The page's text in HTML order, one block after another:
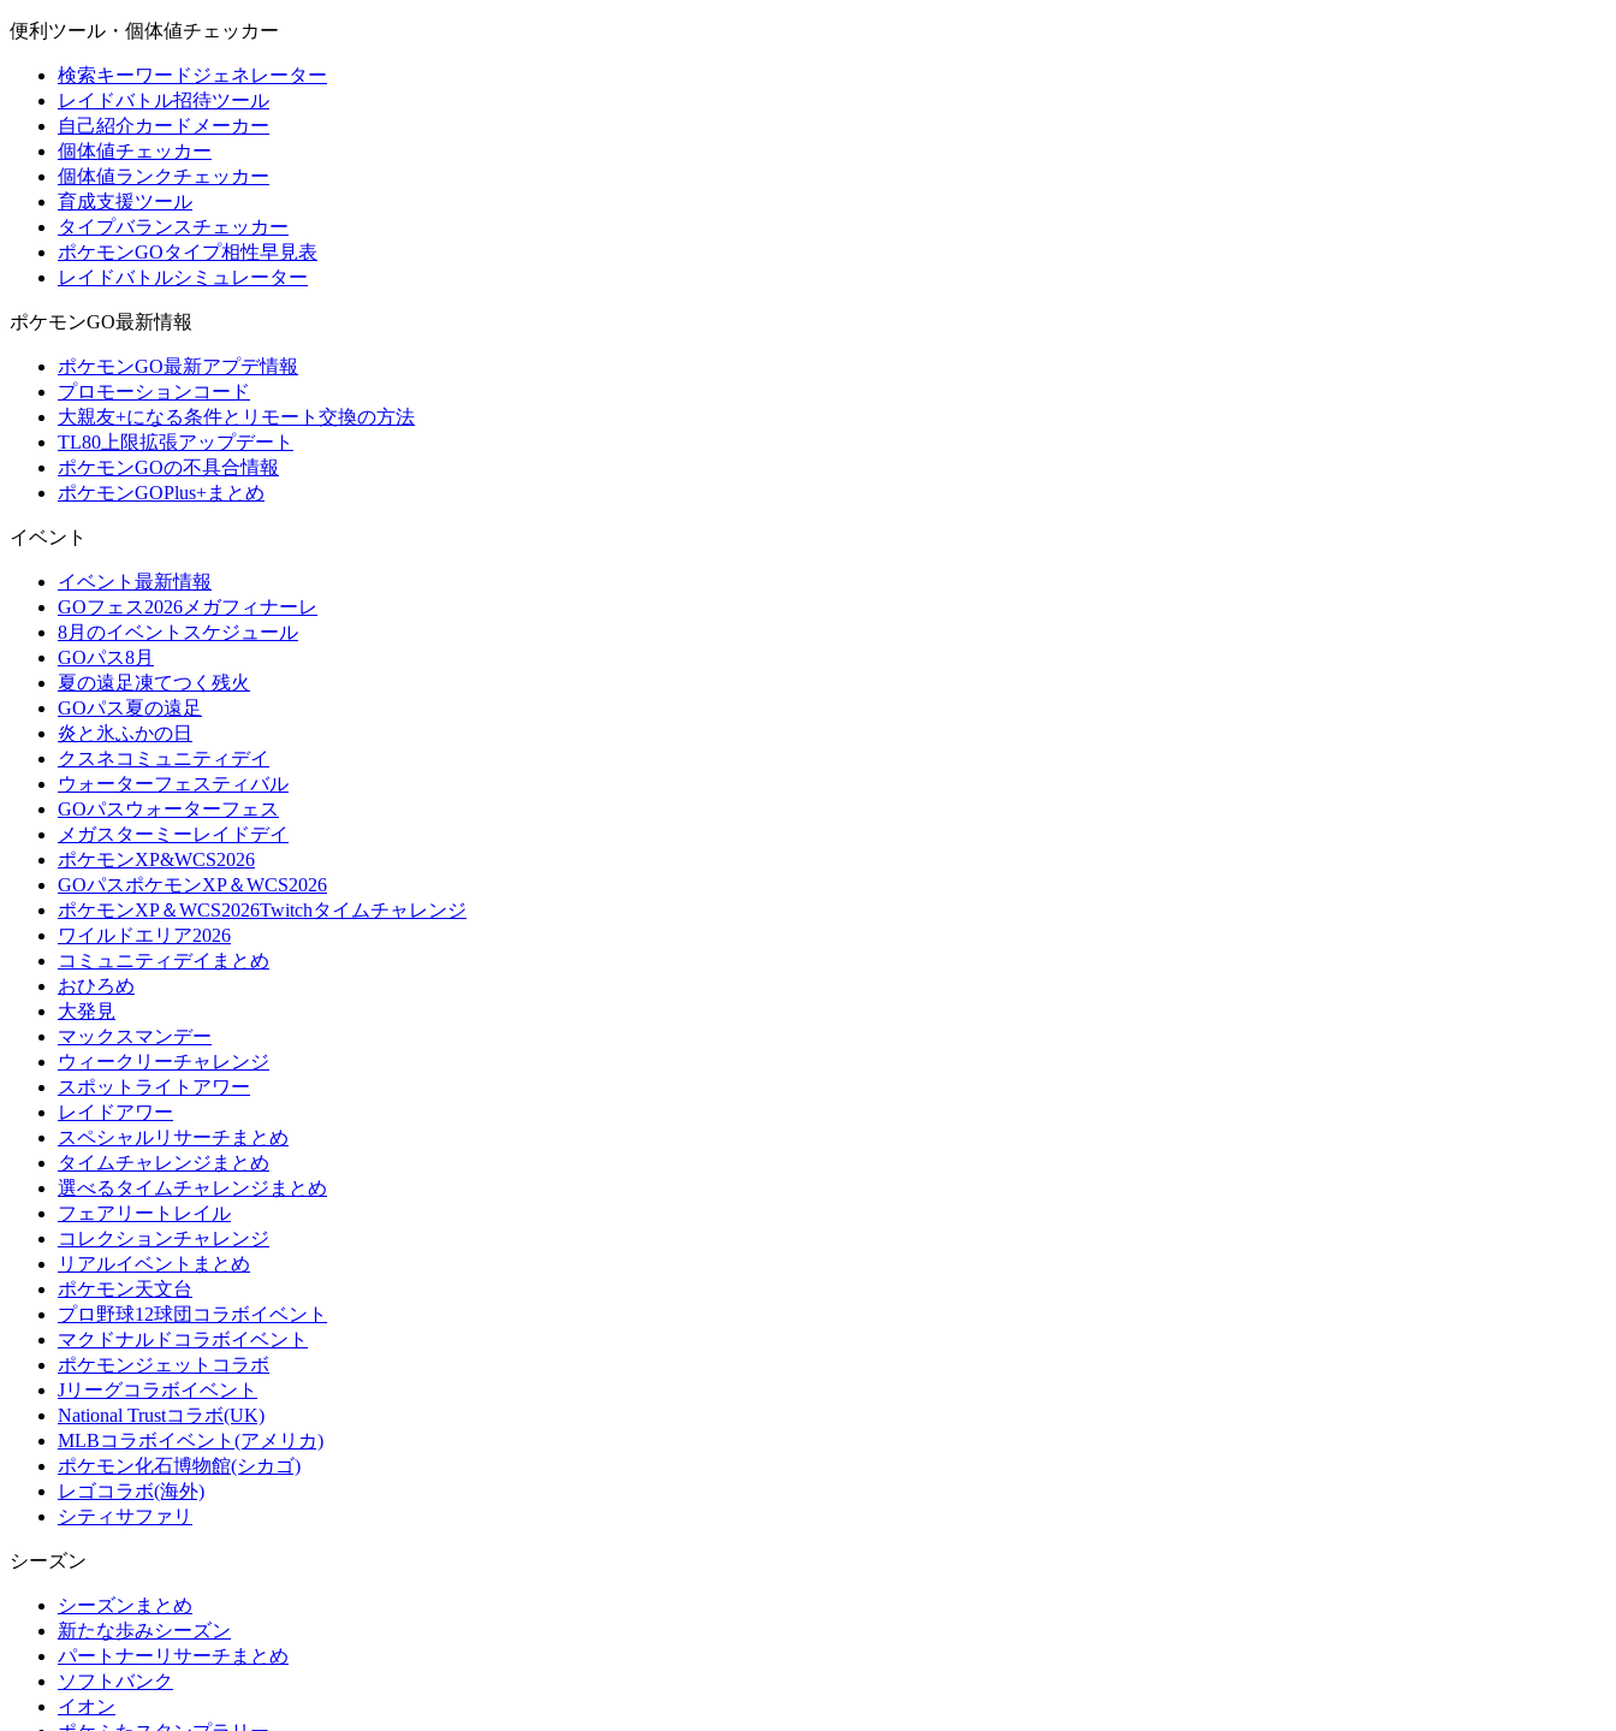
便利ツール・個体値チェッカー
検索キーワードジェネレーター
レイドバトル招待ツール
自己紹介カードメーカー
個体値チェッカー
個体値ランクチェッカー
育成支援ツール
タイプバランスチェッカー
ポケモンGOタイプ相性早見表
レイドバトルシミュレーター
ポケモンGO最新情報
ポケモンGO最新アプデ情報
プロモーションコード
大親友+になる条件とリモート交換の方法
TL80上限拡張アップデート
ポケモンGOの不具合情報
ポケモンGOPlus+まとめ
イベント
イベント最新情報
GOフェス2026メガフィナーレ
8月のイベントスケジュール
GOパス8月
夏の遠足凍てつく残火
GOパス夏の遠足
炎と氷ふかの日
クスネコミュニティデイ
ウォーターフェスティバル
GOパスウォーターフェス
メガスターミーレイドデイ
ポケモンXP&WCS2026
GOパスポケモンXP＆WCS2026
ポケモンXP＆WCS2026Twitchタイムチャレンジ
ワイルドエリア2026
コミュニティデイまとめ
おひろめ
大発見
マックスマンデー
ウィークリーチャレンジ
スポットライトアワー
レイドアワー
スペシャルリサーチまとめ
タイムチャレンジまとめ
選べるタイムチャレンジまとめ
フェアリートレイル
コレクションチャレンジ
リアルイベントまとめ
ポケモン天文台
プロ野球12球団コラボイベント
マクドナルドコラボイベント
ポケモンジェットコラボ
Jリーグコラボイベント
National Trustコラボ(UK)
MLBコラボイベント(アメリカ)
ポケモン化石博物館(シカゴ)
レゴコラボ(海外)
シティサファリ
シーズン
シーズンまとめ
新たな歩みシーズン
パートナーリサーチまとめ
ソフトバンク
イオン